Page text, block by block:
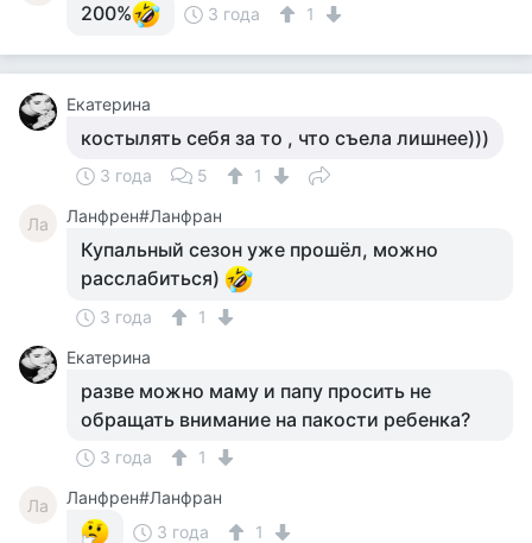
200% 3 года 1
Екатерина
костылять себя за то , что съела лишнее)))
3 года 5 1
Ла Ланфрен#Ланфран
Купальный сезон уже прошёл, можно
расслабиться)
3 года
1
Екатерина
разве можно маму и папу просить не
обращать внимание на пакости ребенка?
3 года 1
Ла
Ланфрен#Ланфран
3 года
1